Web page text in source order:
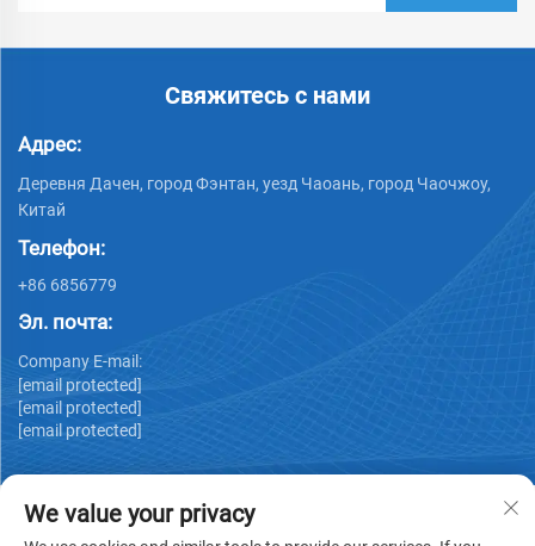
Свяжитесь с нами
Адрес:
Деревня Дачен, город Фэнтан, уезд Чаоань, город Чаочжоу,
Китай
Телефон:
+86 6856779
Эл. почта:
Company E-mail:
[email protected]
[email protected]
[email protected]
We value your privacy